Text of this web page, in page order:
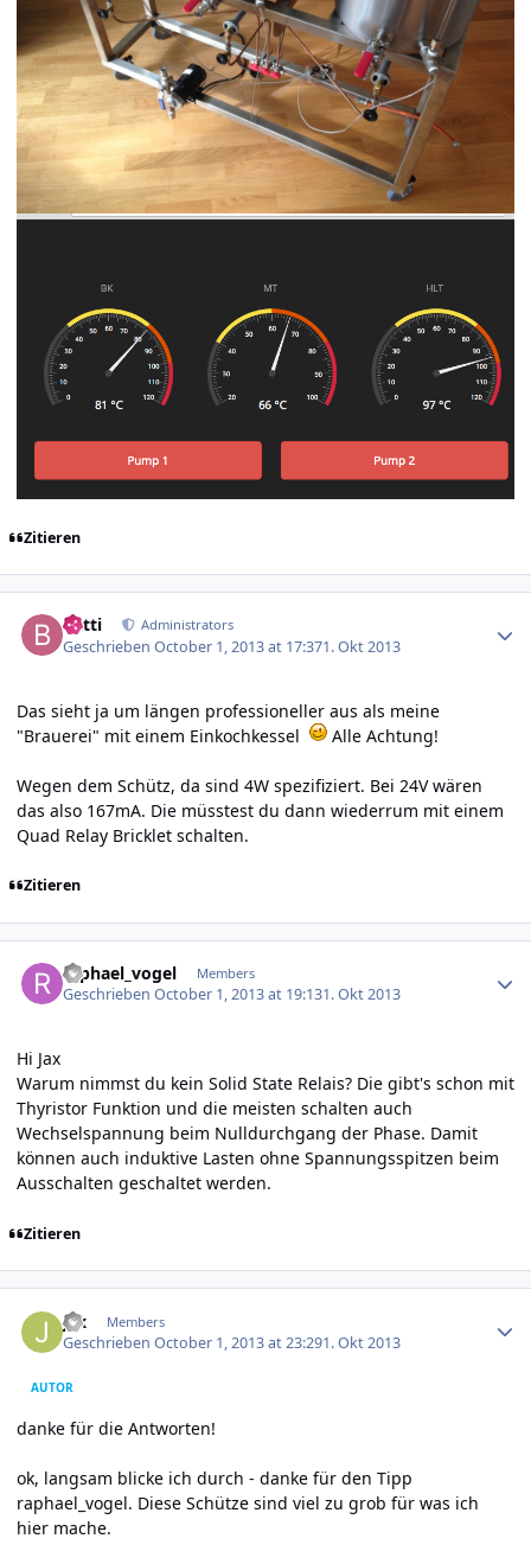
Zitieren
batti Administrators
GeschriebenOctober 1, 2013 at 17:371. Okt 2013
Das sieht ja um längen professioneller aus als meine
"Brauerei" mit einem Einkochkessel
Alle Achtung!
Wegen dem Schütz, da sind 4W spezifiziert. Bei 24V wären
das also 167mA. Die müsstest du dann wiederrum mit einem
Quad Relay Bricklet schalten.
Zitieren
raphael_vogel Members
GeschriebenOctober 1, 2013 at 19:131. Okt 2013
Hi Jax
Warum nimmst du kein Solid State Relais? Die gibt's schon mit
Thyristor Funktion und die meisten schalten auch
Wechselspannung beim Nulldurchgang der Phase. Damit
können auch induktive Lasten ohne Spannungsspitzen beim
Ausschalten geschaltet werden.
Zitieren
jax Members
GeschriebenOctober 1, 2013 at 23:291. Okt 2013
AUTOR
danke für die Antworten!
ok, langsam blicke ich durch - danke für den Tipp
raphael_vogel. Diese Schütze sind viel zu grob für was ich
hier mache.